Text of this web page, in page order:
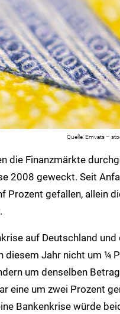
Emvats –
die Finanzmärkte
2008 geweckt. Seit
Prozent gefallen, allein
auf Deutschland und
diesem Jahr nicht um ¼
um denselben Betrag
eine um zwei Prozent
Bankenkrise würde